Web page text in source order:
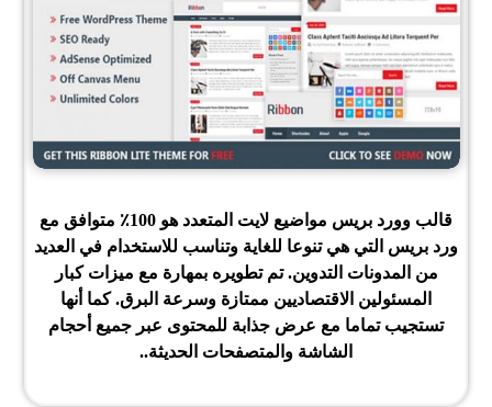
قالب وورد بريس مواضيع لايت المتعدد هو 100٪ متوافق مع
ورد بريس التي هي تنوعا للغاية وتناسب للاستخدام في العديد
من المدونات التدوين. تم تطويره بمهارة مع ميزات كبار
المسئولين الاقتصاديين ممتازة وسرعة البرق. كما أنها
تستجيب تماما مع عرض جذابة للمحتوى عبر جميع أحجام
الشاشة والمتصفحات الحديثة..